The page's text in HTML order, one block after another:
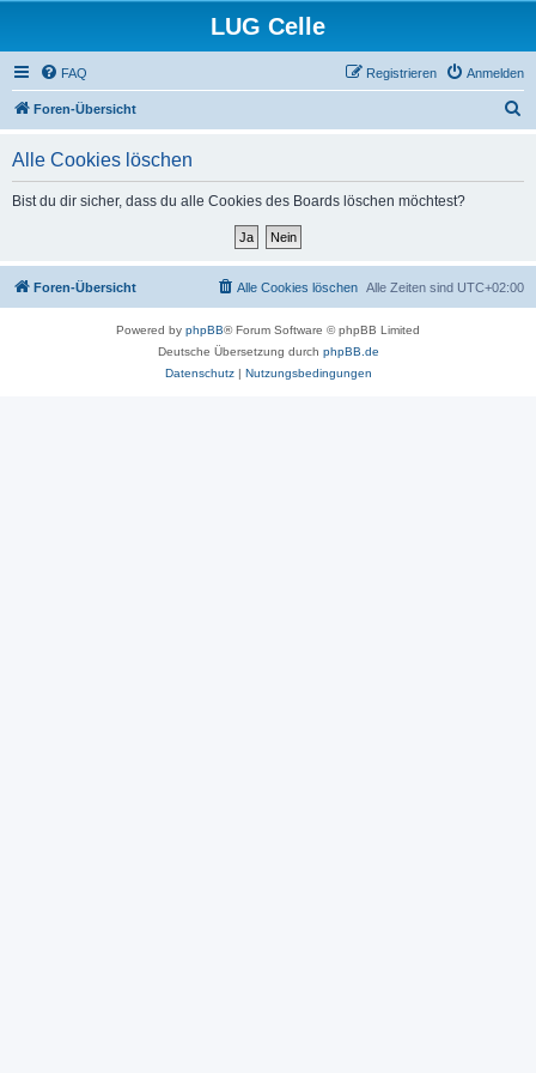
LUG Celle
FAQ Anmelden
Registrieren
Foren-Übersicht
Alle Cookies löschen
Bist du dir sicher, dass du alle Cookies des Boards löschen möchtest?
Foren-Übersicht Alle Zeiten sind UTC+02:00
Alle Cookies löschen
Powered by phpBB® Forum Software © phpBB Limited
Deutsche Übersetzung durch phpBB.de
Datenschutz| Nutzungsbedingungen